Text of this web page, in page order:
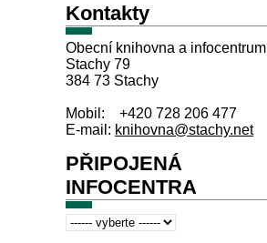
Kontakty
Obecní knihovna a infocentrum
Stachy 79
384 73 Stachy
Mobil: +420 728 206 477
E-mail: knihovna@stachy.net
PŘIPOJENÁ
INFOCENTRA